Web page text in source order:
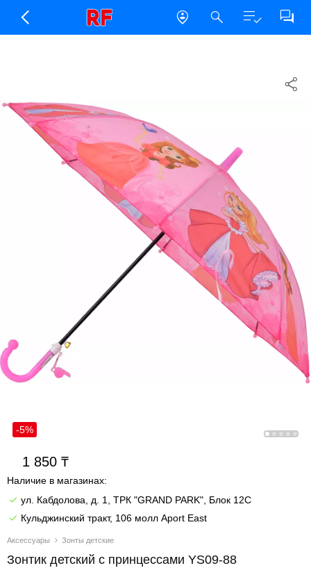
Аксессуары Зонты детские
Зонтик детский с принцессами YS09-88
-5%
1 850
Наличие в магазинах:
ул. Кабдолова, д. 1, ТРК "GRAND PARK", Блок 12C
Кульджинский тракт, 106 молл Aport East